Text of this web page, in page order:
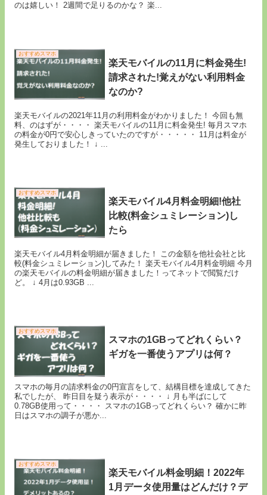
のは嬉しい！ 2週間で足りるのかな？ 楽...
おすすめスマホ
楽天モバイルの11月に料金発生!
請求された!覚えがない利用料金
なのか?
楽天モバイルの2021年11月の利用料金がわかりました！ 今回も無
料、のはずが・・・・ 楽天モバイルの11月に料金発生! 毎月スマホ
の料金が0円で安心しきっていたのですが・・・・・ 11月は料金が
発生しておりました！ ↓ ...
おすすめスマホ
楽天モバイル4月料金明細!他社
比較(料金シュミレーション)し
たら
楽天モバイル4月料金明細が届きました！ この金額を他社会社と比
較(料金シュミレーション)してみた！ 楽天モバイル4月料金明細 今月
の楽天モバイルの料金明細が届きました！ってネットで閲覧だけ
ど。 ↓ 4月は0.93GB ...
おすすめスマホ
スマホの1GBってどれくらい？
ギガを一番使うアプリは何？
スマホの毎月の請求料金の0円宣言をして、結構目標を達成してきた
私でしたが、 昨日目を疑う表示が・・・・ ↓ 月も半ばにして
0.78GB使用って・・・・ スマホの1GBってどれくらい？ 確かに昨
日はスマホの調子が悪か...
おすすめスマホ
楽天モバイル料金明細！2022年
1月データ使用量はどんだけ？デ